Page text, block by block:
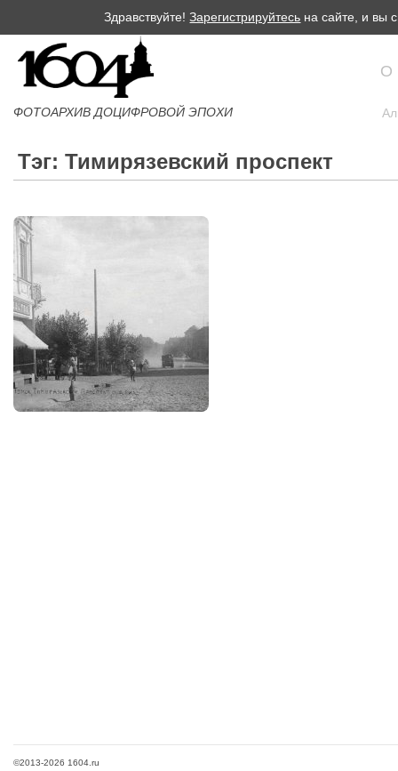
Здравствуйте!Зарегистрируйтесь на сайте, и вы
ФОТОАРХИВ ДОЦИФРОВОЙ ЭПОХИ
О
Тэг: Тимирязевский проспект
©2013-2026 1604.ru